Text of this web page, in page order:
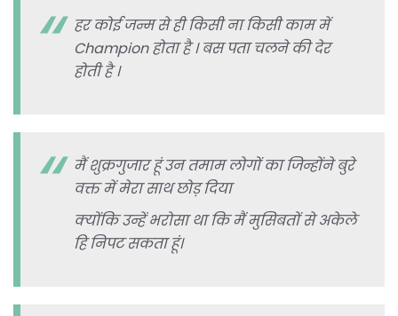
हर कोई जन्म से ही किसी ना किसी काम में
Champion होता है । बस पता चलने की देर
होती है ।
मैं शुक्रगुजार हूं उन तमाम लोगों का जिन्होंने बुरे
वक्त में मेरा साथ छोड़ दिया
क्योंकि उन्हें भरोसा था कि मैं मुसिबतों से अकेले
हि निपट सकता हूं।